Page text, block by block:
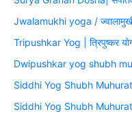
Jwalamukhi yoga /
Tripushkar Yog | त्रिपुष्कर
Dwipushkar yog shubh
Siddhi Yog Shubh Muhurat
Siddhi Yog Shubh Muhurat